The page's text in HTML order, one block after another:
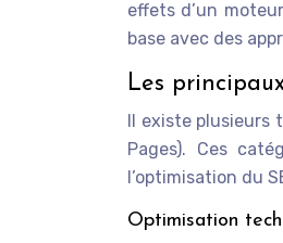
effets d’un
base avec des
Les
Il existe plusieurs
Pages). Ces
l’optimisation du
Optimisation